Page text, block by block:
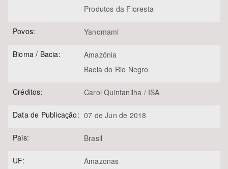
Produtos da Floresta
Povos: Yanomami
Bioma / Bacia:
Amazônia
Bacia do Rio Negro
Créditos: Carol Quintanilha / ISA
Data de Publicação: 07 de Jun de 2018
Pais: Brasil
UF: Amazonas